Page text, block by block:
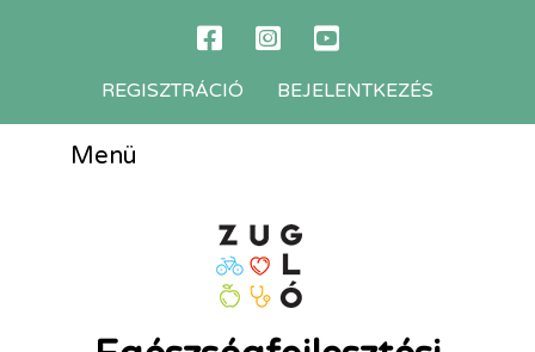
REGISZTRÁCIÓ BEJELENTKEZÉS
Menü